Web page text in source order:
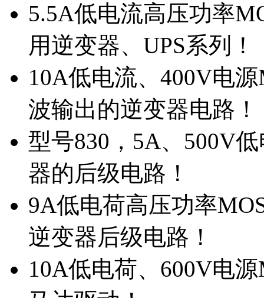
5.5A低电流高压功率
用逆变器、UPS系列！
10A低电流、400V电
波输出的逆变器电路！
型号830，5A、500V
器的后级电路！
9A低电荷高压功率
逆变器后级电路！
10A低电荷、600V电